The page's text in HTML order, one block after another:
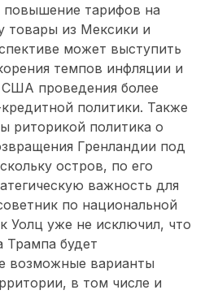
повышение тарифов на
товары из Мексики и
может выступить
темпов инфляции и
проведения более
политики. Также
риторикой политика о
Гренландии под
остров, по его
важность для
по национальной
Уолц уже не исключил, что
Трампа будет
возможные варианты
в том числе и